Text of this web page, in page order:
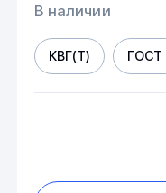
В наличии
КВГ(Т) ГОСТ